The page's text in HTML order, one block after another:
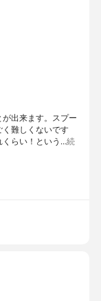
出来ます。スプー
く難しくないです
くらい！という…続